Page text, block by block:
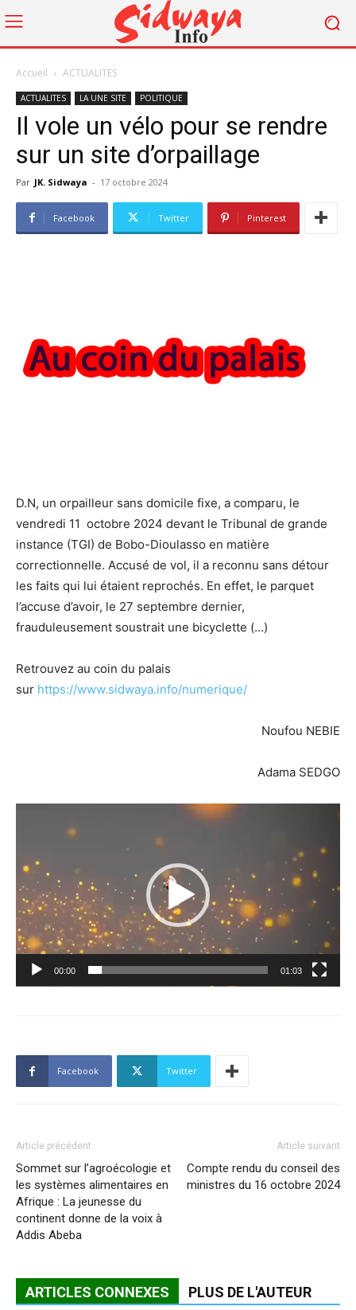
Accueil ACTUALITES
ACTUALITES LA UNE SITE POLITIQUE
Il vole un vélo pour se rendre
sur un site d’orpaillage
Par JK. Sidwaya - 17 octobre 2024
Facebook Twitter Pinterest
D.N, un orpailleur sans domicile fixe, a comparu, le
vendredi 11 octobre 2024 devant le Tribunal de grande
instance (TGI) de Bobo-Dioulasso en matière
correctionnelle. Accusé de vol, il a reconnu sans détour
les faits qui lui étaient reprochés. En effet, le parquet
l’accuse d’avoir, le 27 septembre dernier,
frauduleusement soustrait une bicyclette (…)
Retrouvez au coin du palais
sur https://www.sidwaya.info/numerique/
Noufou NEBIE
Adama SEDGO
Lecteur
00:00 01:03
Facebook Twitter
Article précédent
Sommet sur l’agroécologie et
les systèmes alimentaires en
Afrique : La jeunesse du
continent donne de la voix à
Addis Abeba
Article suivant
Compte rendu du conseil des
ministres du 16 octobre 2024
ARTICLES CONNEXES PLUS DE L'AUTEUR